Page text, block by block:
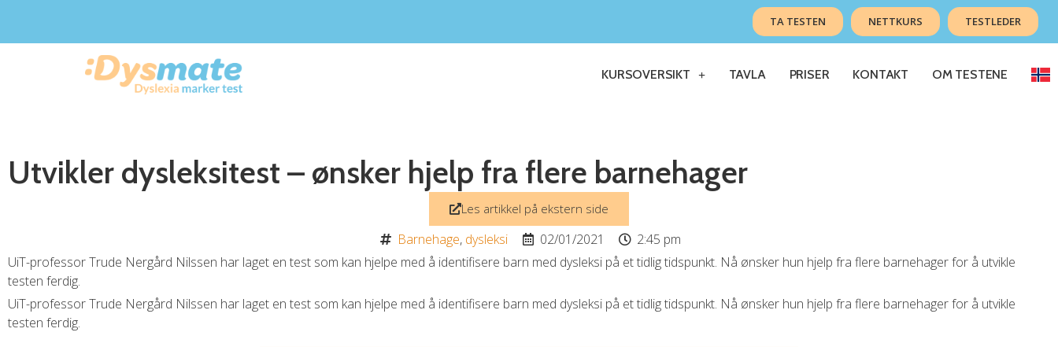
TA TESTEN NETTKURS TESTLEDER
KURSOVERSIKT TAVLA PRISER KONTAKT OM TESTENE
Utvikler dysleksitest – ønsker hjelp fra flere barnehager
Les artikkel på ekstern side
Barnehage, dysleksi 02/01/2021
2:45 pm
UiT-professor Trude Nergård Nilssen har laget en test som kan hjelpe med å identifisere barn med dysleksi på et tidlig tidspunkt. Nå ønsker hun hjelp fra flere barnehager for å utvikle
testen ferdig.
UiT-professor Trude Nergård Nilssen har laget en test som kan hjelpe med å identifisere barn med dysleksi på et tidlig tidspunkt. Nå ønsker hun hjelp fra flere barnehager for å utvikle
testen ferdig.